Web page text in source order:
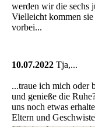
werden wir die sechs
Vielleicht kommen
vorbei...
10.07.2022 Tja,...
...traue ich mich oder
und genieße die
uns noch etwas
Eltern und